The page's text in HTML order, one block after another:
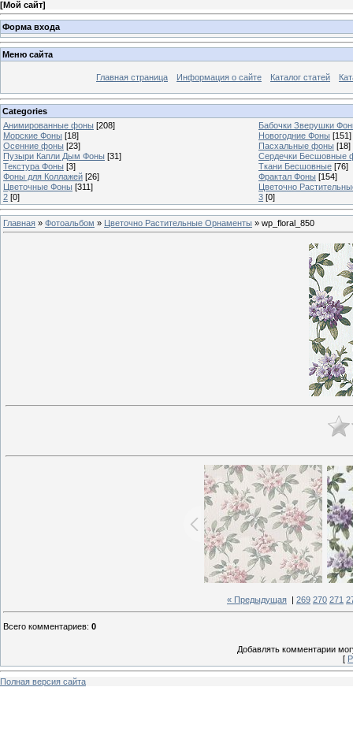
[Мой сайт]
Форма входа
Меню сайта
Главная страница Информация о сайте Каталог статей
Categories
Анимированные фоны [208]
Бабочки Зверушки
Морские Фоны [18] Новогодние Фоны [151]
Осенние фоны [23] Пасхальные фоны [18]
Пузыри Капли Дым Фоны [31]
Сердечки Бесшовные
Текстура Фоны [3] Ткани Бесшовные [76]
Фоны для Коллажей [26] Фрактал Фоны [154]
Цветочные Фоны [311]
Цветочно
2 [0] 3 [0]
Главная » Фотоальбом » Цветочно Растительные Орнаменты » wp_floral_850
« Предыдущая 269 270 271
Всего комментариев: 0
Добавлять комментарии
[
Полная версия сайта